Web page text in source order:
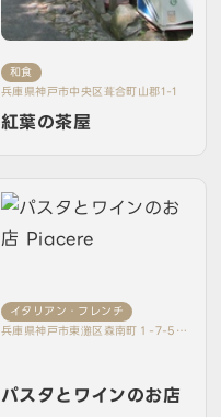
和食
兵庫県神戸市中央区葺合町山郡1-1
紅葉の茶屋
イタリアン・フレンチ
兵庫県神戸市東灘区森南町１-7-5ユ
パスタとワインのお店